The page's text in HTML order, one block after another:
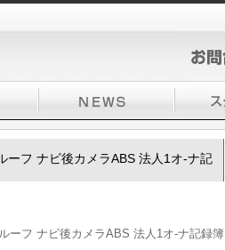
ーフ ナビ後カメラABS 法人1オ-ナ記
ーフ ナビ後カメラABS 法人1オ-ナ記録簿